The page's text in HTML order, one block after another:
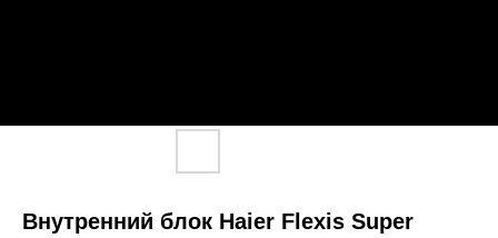
Внутренний блок Haier Flexis Super